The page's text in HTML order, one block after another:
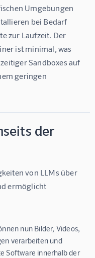
Umgebungen
bei Bedarf
zur Laufzeit. Der
ist minimal, was
Sandboxes auf
geringen
der
von LLMs über
ermöglicht
nun Bilder, Videos,
verarbeiten und
Software innerhalb der